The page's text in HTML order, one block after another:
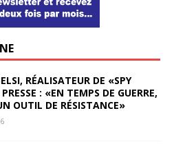
RÉALISATEUR DE «SPY
: «EN TEMPS DE GUERRE,
OUTIL DE RÉSISTANCE»